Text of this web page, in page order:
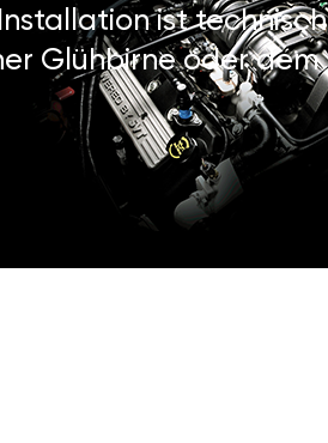
ist technisch
Glühbirne oder dem